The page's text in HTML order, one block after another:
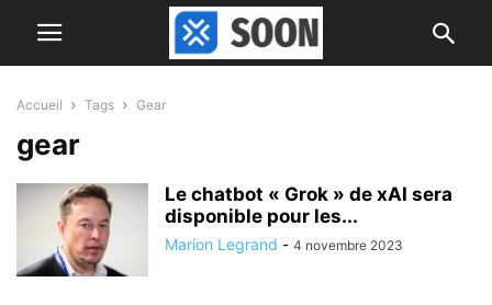
Accueil Tags Gear
gear
Le chatbot « Grok » de xAI sera
disponible pour les...
Marion Legrand - 4 novembre 2023